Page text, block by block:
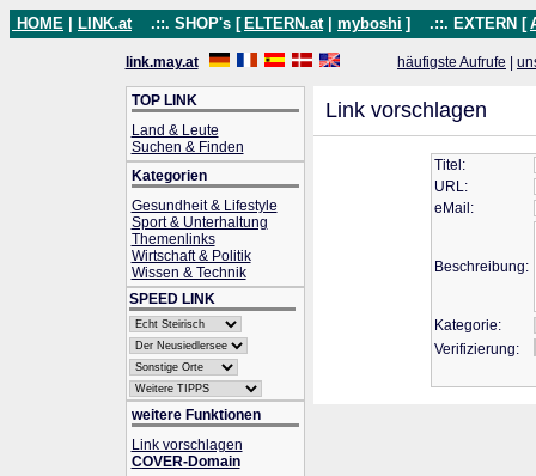
HOME LINK.at .::. SHOP's [ ELTERN.at myboshi ] .::. EXTERN [
link.may.at häufigste Aufrufe
TOP LINK
Land & Leute
Suchen & Finden
Kategorien
Gesundheit & Lifestyle
Sport & Unterhaltung
Themenlinks
Wirtschaft & Politik
Wissen & Technik
SPEED LINK
weitere Funktionen
Link vorschlagen
COVER-Domain
Link vorschlagen
Titel:
URL:
eMail:
Beschreibung:
Kategorie:
Verifizierung: